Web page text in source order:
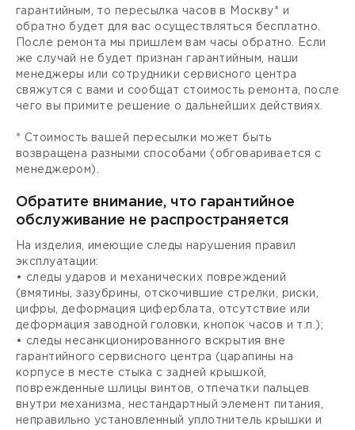
гарантийным, то пересылка часов в Москву* и
обратно будет для вас осуществляться бесплатно.
После ремонта мы пришлем вам часы обратно. Если
же случай не будет признан гарантийным, наши
менеджеры или сотрудники сервисного центра
свяжутся с вами и сообщат стоимость ремонта, после
чего вы примите решение о дальнейших действиях.
* Стоимость вашей пересылки может быть
возвращена разными способами (обговаривается с
менеджером).
Обратите внимание, что гарантийное
обслуживание не распространяется
На изделия, имеющие следы нарушения правил
эксплуатации:
• следы ударов и механических повреждений
(вмятины, зазубрины, отскочившие стрелки, риски,
цифры, деформация циферблата, отсутствие или
деформация заводной головки, кнопок часов и т.п.);
• следы несанкционированного вскрытия вне
гарантийного сервисного центра (царапины на
корпусе в месте стыка с задней крышкой,
поврежденные шлицы винтов, отпечатки пальцев
внутри механизма, нестандартный элемент питания,
неправильно установленный уплотнитель крышки и